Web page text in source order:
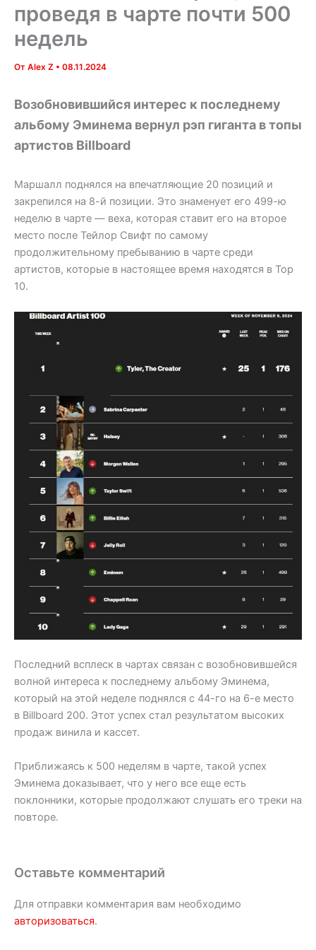
проведя в чарте почти 500
недель
От Alex Z • 08.11.2024
Возобновившийся интерес к последнему
альбому Эминема вернул рэп гиганта в топы
артистов Billboard
Маршалл поднялся на впечатляющие 20 позиций и
закрепился на 8-й позиции. Это знаменует его 499-ю
неделю в чарте — веха, которая ставит его на второе
место после Тейлор Свифт по самому
продолжительному пребыванию в чарте среди
артистов, которые в настоящее время находятся в Top
10.
Последний всплеск в чартах связан с возобновившейся
волной интереса к последнему альбому Эминема,
который на этой неделе поднялся с 44-го на 6-е место
в Billboard 200. Этот успех стал результатом высоких
продаж винила и кассет.
Приближаясь к 500 неделям в чарте, такой успех
Эминема доказывает, что у него все еще есть
поклонники, которые продолжают слушать его треки на
повторе.
Оставьте комментарий
Для отправки комментария вам необходимо
авторизоваться.